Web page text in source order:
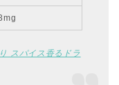
スパイス香るドラ